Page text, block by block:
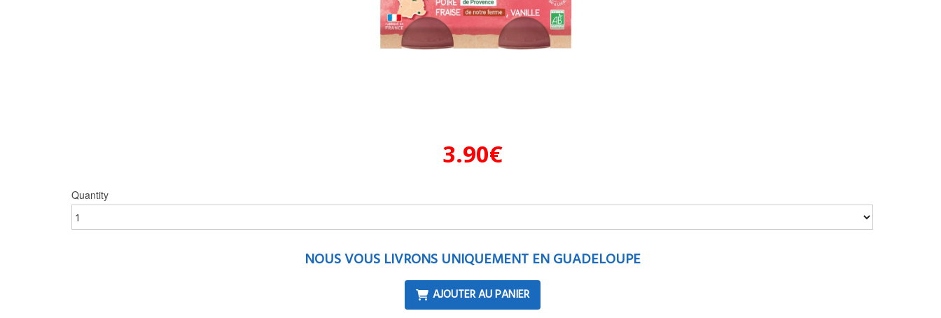
3.90€
Quantity
NOUS VOUS LIVRONS UNIQUEMENT EN GUADELOUPE
AJOUTER AU PANIER